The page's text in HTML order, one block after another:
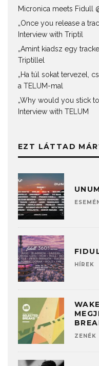
Micronica meets Fidull
„Once you release a
Interview with Triptil
„Amint kiadsz egy
Triptillel
„Ha túl sokat tervezel,
a TELUM-mal
„Why would you stick
Interview with TELUM
EZT LÁTTAD
HÍREK
ZENÉK